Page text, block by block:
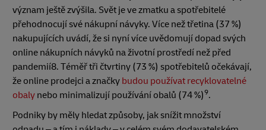
význam ještě zvýšila. Svět je ve zmatku a spotřebitelé
přehodnocují své nákupní návyky. Více než třetina (37 %)
nakupujících uvádí, že si nyní více uvědomují dopad svých
online nákupních návyků na životní prostředí než před
pandemií8. Téměř tři čtvrtiny (73 %) spotřebitelů očekávají,
že online prodejci a značky budou používat recyklovatelné
obaly nebo minimalizují používání obalů (74 %)9.
Podniky by měly hledat způsoby, jak snížit množství